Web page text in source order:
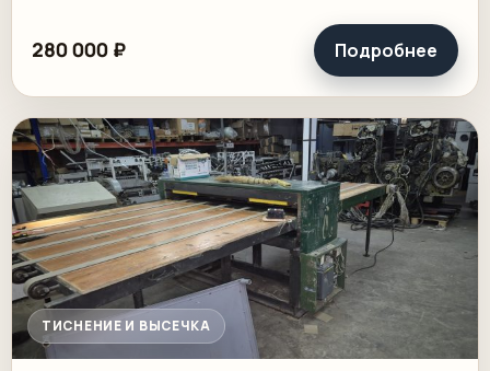
280 000 ₽ Подробнее
ТИСНЕНИЕ И ВЫСЕЧКА